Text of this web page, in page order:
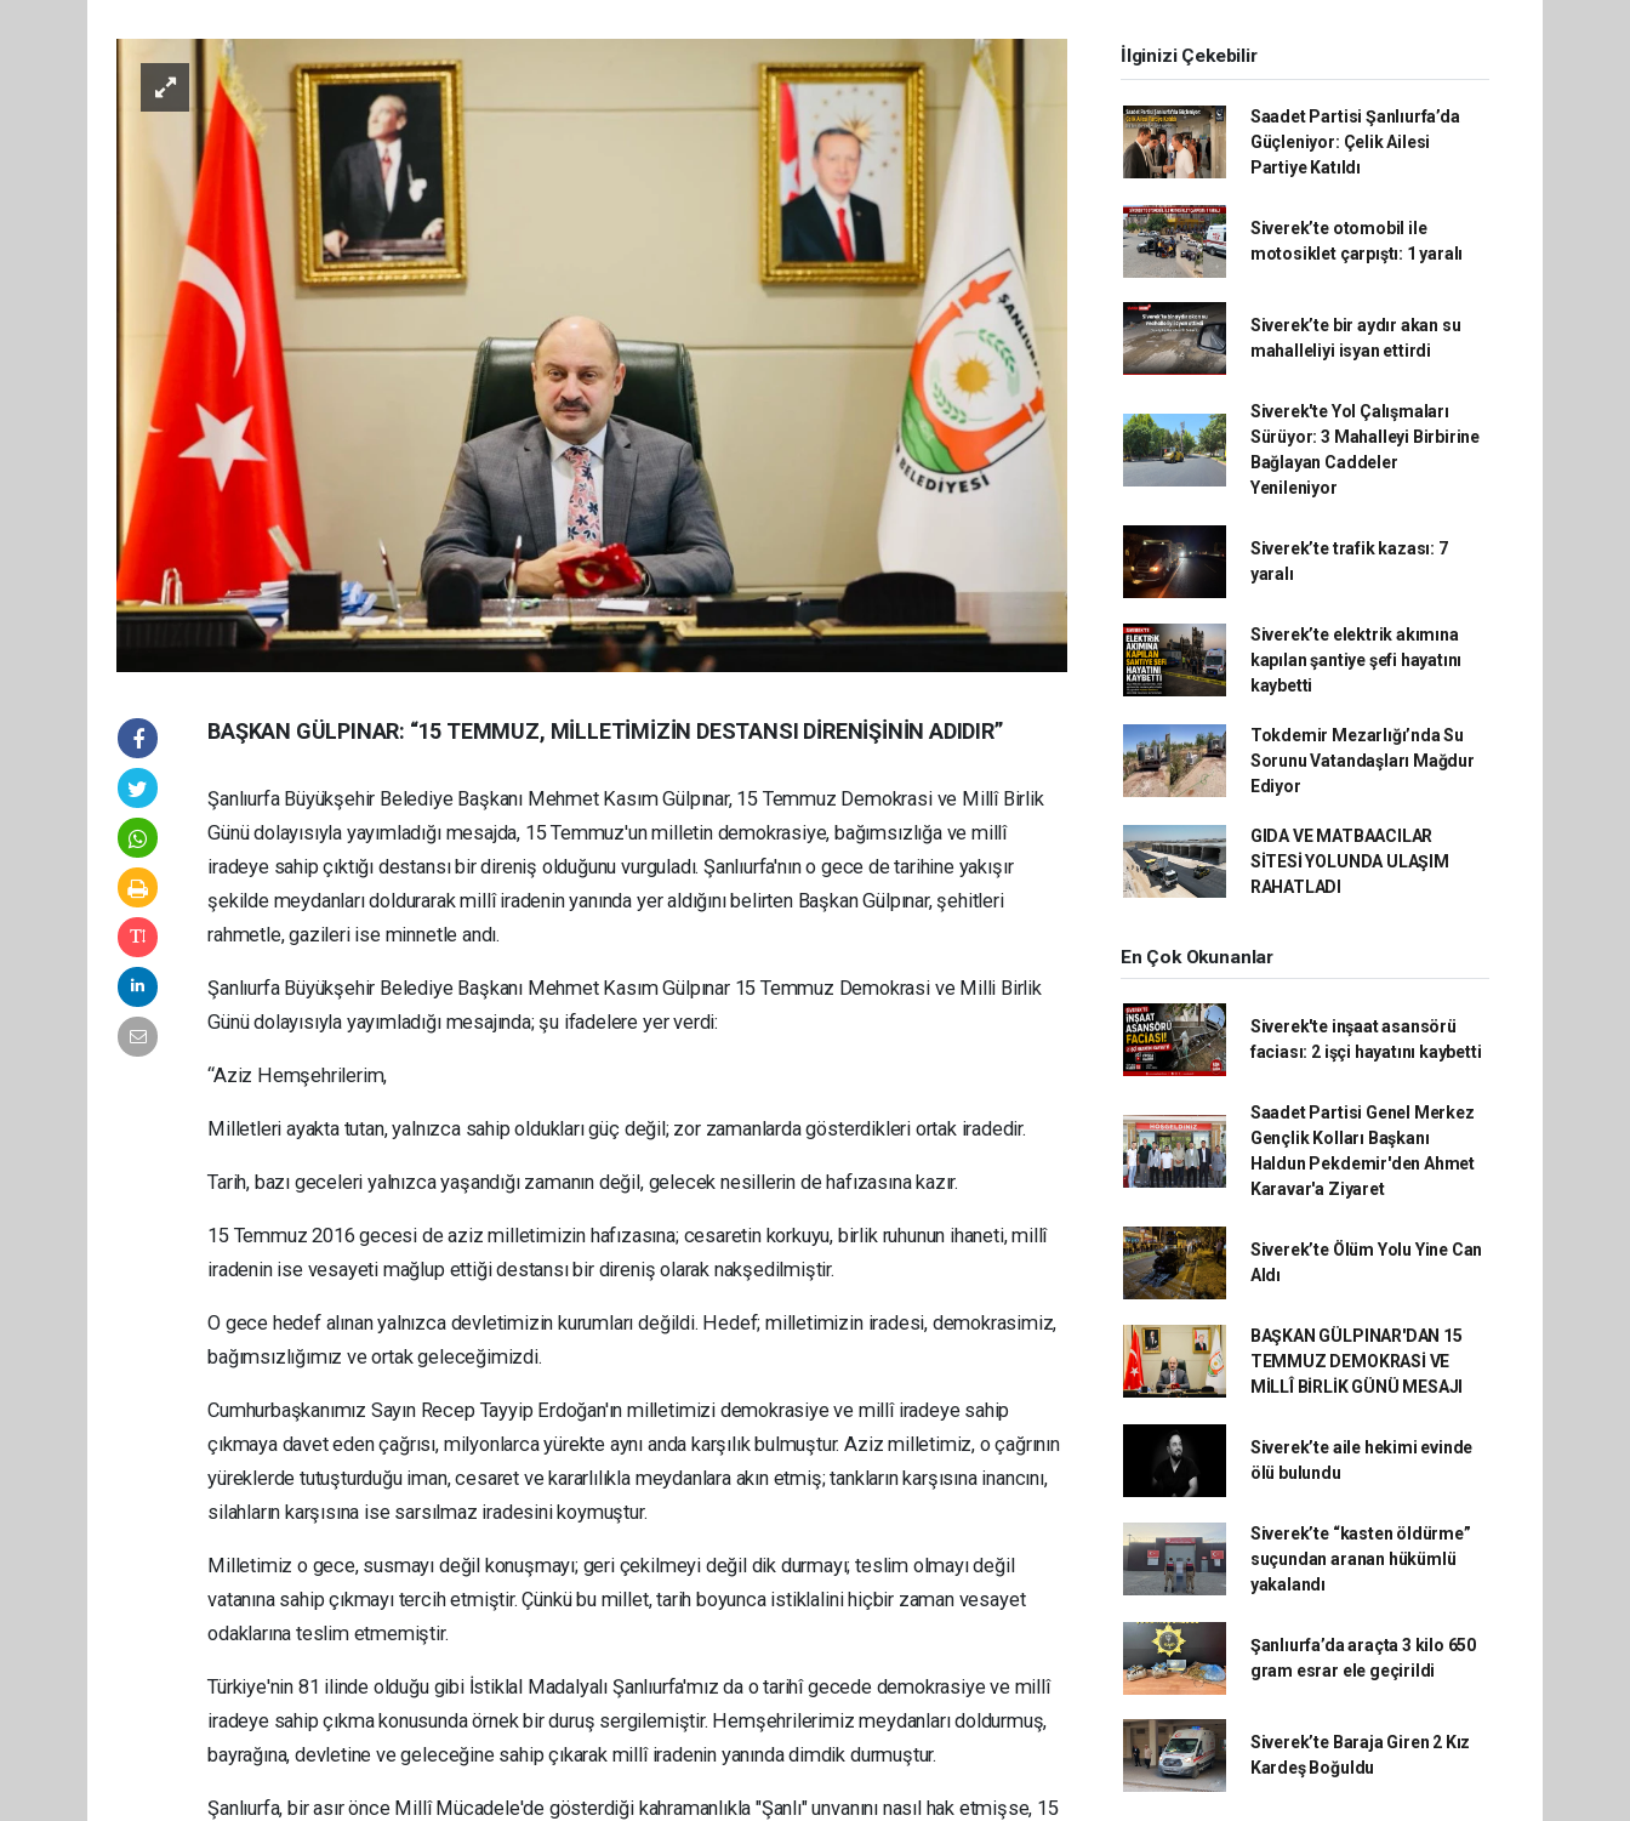
BAŞKAN GÜLPINAR: “15 TEMMUZ, MİLLETİMİZİN DESTANSI DİRENİŞİNİN ADIDIR”
Şanlıurfa Büyükşehir Belediye Başkanı Mehmet Kasım Gülpınar, 15 Temmuz Demokrasi ve Millî Birlik
Günüdolayısıyla yayımladığı mesajda, 15 Temmuz'un milletin demokrasiye, bağımsızlığa ve millî
iradeye sahip çıktığı destansı bir direniş olduğunu vurguladı. Şanlıurfa'nın o gece de tarihine yakışır
şekilde meydanları doldurarak millî iradenin yanında yer aldığını belirten Başkan Gülpınar, şehitleri
rahmetle, gazileri ise minnetle andı.
Şanlıurfa Büyükşehir Belediye Başkanı Mehmet Kasım Gülpınar 15 Temmuz Demokrasi veMilli Birlik
Günü dolayısıyla yayımladığı mesajında; şu ifadelere yer verdi:
“Aziz Hemşehrilerim,
Milletleri ayakta tutan, yalnızca sahip oldukları güç değil; zor zamanlarda gösterdikleri ortak iradedir.
Tarih, bazı geceleri yalnızca yaşandığı zamanın değil, gelecek nesillerin de hafızasına kazır.
15 Temmuz 2016 gecesi de aziz milletimizin hafızasına; cesaretin korkuyu, birlik ruhunun ihaneti, millî
iradenin ise vesayeti mağlup ettiği destansı bir direniş olarak nakşedilmiştir.
O gece hedef alınan yalnızcadevletimizin kurumları değildi. Hedef; milletimizin iradesi, demokrasimiz,
bağımsızlığımız ve ortak geleceğimizdi.
Cumhurbaşkanımız Sayın Recep Tayyip Erdoğan'ın milletimizi demokrasiye ve millî iradeye sahip
çıkmaya davet eden çağrısı, milyonlarca yürekte aynı anda karşılık bulmuştur. Aziz milletimiz, o çağrının
yüreklerde tutuşturduğu iman, cesaret ve kararlılıkla meydanlara akın etmiş; tankların karşısına inancını,
silahların karşısına ise sarsılmaz iradesini koymuştur.
Milletimiz o gece, susmayı değil konuşmayı; geri çekilmeyi değil dik durmayı; teslim olmayı değil
vatanına sahip çıkmayı tercih etmiştir. Çünkü bu mi llet, tarih boyunca istiklalini hiçbir zaman vesayet
odaklarına teslim etmemiştir.
Türkiye'nin 81 ilinde olduğu gibi İstiklal Madalyalı Şanlıurfa'mız da o tarihî gecede demokrasiye ve millî
iradeye sahip çıkma konusunda örnek bir duruş sergilemiştir. Hemşehrilerimiz meydanları doldurmuş,
bayrağına, devletine ve geleceğine sahip çıkarak millî iradenin yanında dimdik durmuştur.
Şanlıurfa, bir asır önce Millî Mücadele'de gösterdiği kahramanlıkla "Şanlı" unvanını nasıl hak etmişse, 15
İlginizi Çekebilir
Saadet Partisi Şanlıurfa’da
Güçleniyor: Çelik Ailesi
Partiye Katıldı
Siverek’te otomobil ile
motosiklet çarpıştı: 1 yaralı
Siverek’te bir aydır akan su
mahalleliyi isyan ettirdi
Siverek'te Yol Çalışmaları
Sürüyor: 3 Mahalleyi Birbirine
Bağlayan Caddeler
Yenileniyor
Siverek’te trafik kazası: 7
yaralı
Siverek’te elektrik akımına
kapılan şantiye şefi hayatını
kaybetti
Tokdemir Mezarlığı’nda Su
Sorunu Vatandaşları Mağdur
Ediyor
GIDA VE MATBAACILAR
SİTESİ YOLUNDA ULAŞIM
RAHATLADI
En Çok Okunanlar
Siverek'te inşaat asansörü
faciası: 2 işçi hayatını kaybetti
Saadet Partisi Genel Merkez
Gençlik Kolları Başkanı
Haldun Pekdemir'den Ahmet
Karavar'a Ziyaret
Siverek’te Ölüm Yolu Yine Can
Aldı
BAŞKAN GÜLPINAR'DAN 15
TEMMUZ DEMOKRASİ VE
MİLLÎ BİRLİK GÜNÜ MESAJI
Siverek’te aile hekimi evinde
ölü bulundu
Siverek’te “kasten öldürme”
suçundan aranan hükümlü
yakalandı
Şanlıurfa’da araçta 3 kilo 650
gram esrar ele geçirildi
Siverek’te Baraja Giren 2 Kız
Kardeş Boğuldu